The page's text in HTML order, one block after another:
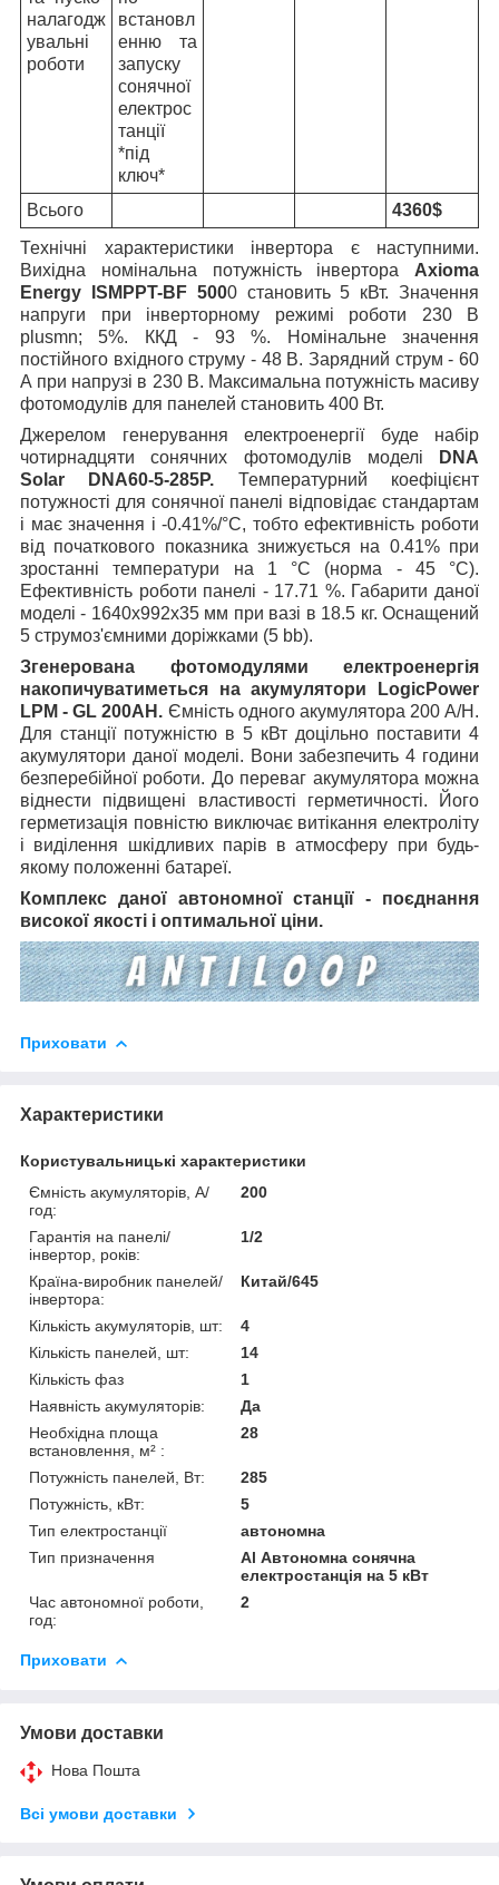
налагодж
увальні
роботи
встановл
енню та
запуску
сонячної
електрос
танції
*під
ключ*
Всього
4360$
Технічні характеристики інвертора є наступними.
Вихідна номінальна потужність інвертора Axioma
Energy ISMPPT-BF 5000 становить 5 кВт. Значення
напруги при інверторному режимі роботи 230 В
plusmn; 5%. ККД - 93 %. Номінальне значення
постійного вхідного струму - 48 В. Зарядний струм - 60
А при напрузі в 230 В. Максимальна потужність масиву
фотомодулів для панелей становить 400 Вт.
Джерелом генерування електроенергії буде набір
чотирнадцяти сонячних фотомодулів моделі
DNA
Solar DNA60-5-285P. Температурний коефіцієнт
потужності для сонячної панелі відповідає стандартам
і має значення і -0.41%/°C, тобто ефективність роботи
від початкового показника знижується на 0.41% при
зростанні температури на 1 °C (норма - 45 °C).
Ефективність роботи панелі - 17.71 %. Габарити даної
моделі - 1640x992x35 мм при вазі в 18.5 кг. Оснащений
5 струмоз'ємними доріжками (5 bb).
Згенерована фотомодулями електроенергія
накопичуватиметься на акумулятори LogicPower
LPM - GL 200AH. Ємність одного акумулятора 200 A/H.
Для станції потужністю в 5 кВт доцільно поставити 4
акумулятори даної моделі. Вони забезпечить 4 години
безперебійної роботи. До переваг акумулятора можна
віднести підвищені властивості герметичності. Його
герметизація повністю виключає витікання електроліту
і виділення шкідливих парів в атмосферу при будь-
якому положенні батареї.
Комплекс даної автономної станції - поєднання
високої якості і оптимальної ціни.
Приховати
Характеристики
Користувальницькі характеристики
Ємність акумуляторів, А/
год:
200
Гарантія на панелі/
інвертор, років:
1/2
Країна-виробник панелей/
інвертора:
Китай/645
Кількість акумуляторів, шт:
4
Кількість панелей, шт:
14
Кількість фаз
1
Наявність акумуляторів:
Да
Необхідна площа
встановлення, м² :
28
Потужність панелей, Вт:
285
Потужність, кВт:
5
Тип електростанції
автономна
Тип призначення
Al Автономна сонячна
електростанція на 5 кВт
Час автономної роботи,
год:
2
Приховати
Умови доставки
Нова Пошта
Всі умови доставки